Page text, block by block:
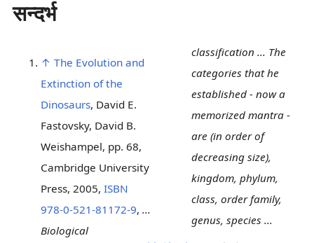
सन्दर्भ
↑ The Evolution and
Extinction of the
Dinosaurs, David E.
Fastovsky, David B.
Weishampel, pp. 68,
Cambridge University
Press, 2005, ISBN
978-0-521-81172-9, ...
Biological
classification ... The
categories that he
established - now a
memorized mantra -
are (in order of
decreasing size),
kingdom, phylum,
class, order family,
genus, species ...